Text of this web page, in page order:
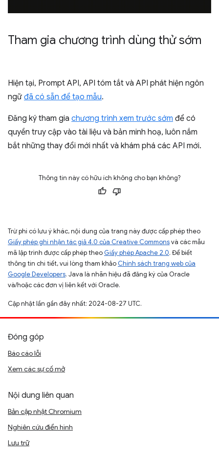
Tham gia chương trình dùng thử sớm
Hiện tại, Prompt API, API tóm tắt và API phát hiện ngôn
ngữ đã có sẵn để tạo mẫu.
Đăng ký tham gia chương trình xem trước sớm để có
quyền truy cập vào tài liệu và bản minh hoạ, luôn nắm
bắt những thay đổi mới nhất và khám phá các API mới.
Thông tin này có hữu ích không cho bạn không?
Trừ phi có lưu ý khác, nội dung của trang này được cấp phép theo
Giấy phép ghi nhận tác giả 4.0 của Creative Commonsvà các mẫu
mã lập trình được cấp phép theo Giấy phép Apache 2.0. Để biết
thông tin chi tiết, vui lòng tham khảo Chính sách trang web của
Google Developers. Java là nhãn hiệu đã đăng ký của Oracle
và/hoặc các đơn vị liên kết với Oracle.
Cập nhật lần gần đây nhất: 2024-08-27 UTC.
Đóng góp
Báo cáo lỗi
Xem các sự cố mở
Nội dung liên quan
Bản cập nhật Chromium
Nghiên cứu điển hình
Lưu trữ